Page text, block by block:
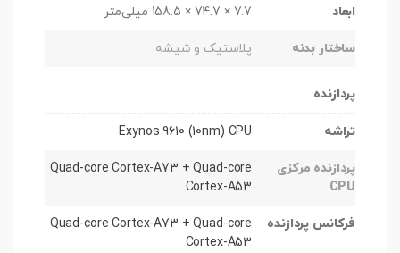
ابعاد 7.7 × 74.7 × 158.5 میلی‌متر
ساختار بدنه پلاستیک و شیشه
پردازنده
تراشه Exynos 9610 (10nm) CPU
پردازنده مرکزی
CPU
Quad-core Cortex-A73 + Quad-core
Cortex-A53
فرکانس پردازنده
Quad-core Cortex-A73 + Quad-core
Cortex-A53